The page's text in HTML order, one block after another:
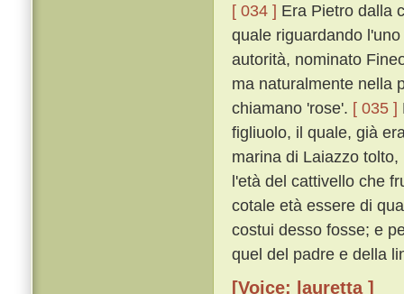
[ 034 ] Era Pietro dalla
quale riguardando
autorità, nominato
ma naturalmente nella
chiamano 'rose'. [ 035 ]
figliuolo, il quale, già
marina di Laiazzo
l'età del cattivello che
cotale età essere di
costui desso fosse; e
quel del padre e della
[Voice: lauretta ]